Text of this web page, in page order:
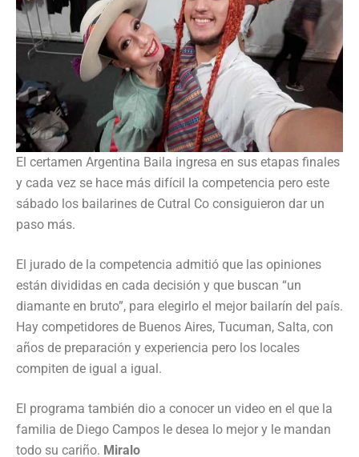
El certamen Argentina Baila ingresa en sus etapas finales
y cada vez se hace más difícil la competencia pero este
sábado los bailarines de Cutral Co consiguieron dar un
paso más.
El jurado de la competencia admitió que las opiniones
están divididas en cada decisión y que buscan “un
diamante en bruto”, para elegirlo el mejor bailarín del país.
Hay competidores de Buenos Aires, Tucuman, Salta, con
años de preparación y experiencia pero los locales
compiten de igual a igual.
El programa también dio a conocer un video en el que la
familia de Diego Campos le desea lo mejor y le mandan
todo su cariño. Miralo